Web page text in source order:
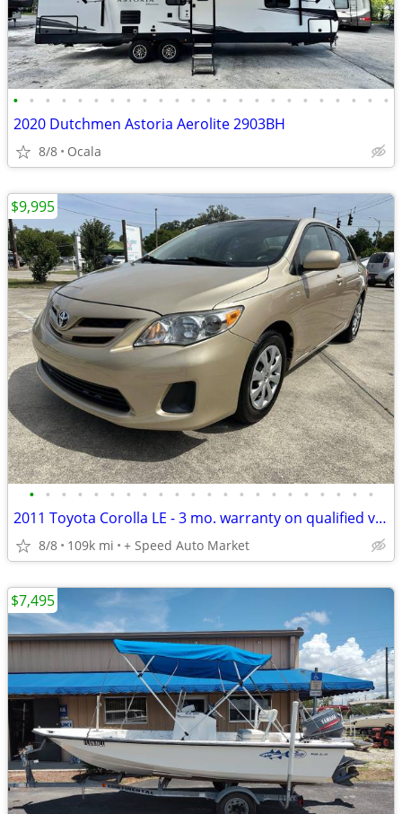
• • • • • • • • • • • • • • • • • • • • • • • •
2020 Dutchmen Astoria Aerolite 2903BH
8/8 Ocala
• • • • • • • • • • • • • • • • • • • • • •
2011 Toyota Corolla LE - 3 mo. warranty on qualified vehicles
8/8 109k mi + Speed Auto Market
$9,995
$7,495